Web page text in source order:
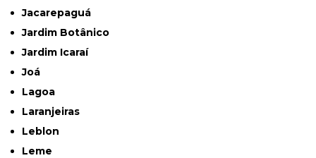
Jacarepaguá
Jardim Botânico
Jardim Icaraí
Joá
Lagoa
Laranjeiras
Leblon
Leme